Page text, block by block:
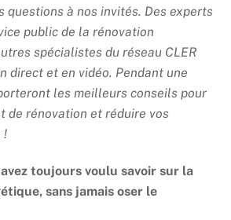
questions à nos invités. Des experts
public de la rénovation
spécialistes du réseau CLER
direct et en vidéo. Pendant une
les meilleurs conseils pour
de rénovation et réduire vos
!
toujours voulu savoir sur la
sans jamais oser le